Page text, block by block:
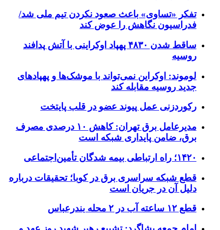
تفکر «تساوی» باعث صعود نکردن تیم ملی شد/
فدراسیون نگاهش را عوض کند
ساقط شدن ۴۸۳۰ پهپاد اوکراینی با آتش پدافند
روسیه
لوموند: اوکراین نمی‌تواند با موشک‌ها و پهپادهای
جدید روسیه مقابله کند
رکوردزنی عمل پیوند عضو در قلب پایتخت
مدیرعامل برق تهران: کاهش ۱۰ درصدی مصرف
برق، ضامن پایداری شبکه است
۱۴۲۰؛ راه ارتباطی بیمه شدگان تأمین‌اجتماعی
قطع شبکه سراسری برق در کوبا؛ تحقیقات درباره
دلیل آن در جریان است
قطع ۱۲ ساعته آب در ۲ محله بندرعباس